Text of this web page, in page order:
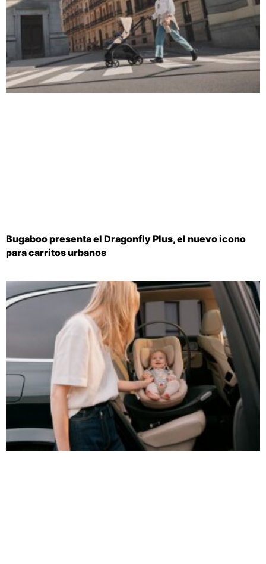
Bugaboo presenta el Dragonfly Plus, el nuevo icono
para carritos urbanos